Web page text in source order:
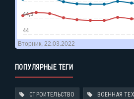
ПОПУЛЯРНЫЕ ТЕГИ
СТРОИТЕЛЬСТВО ВОЕННАЯ